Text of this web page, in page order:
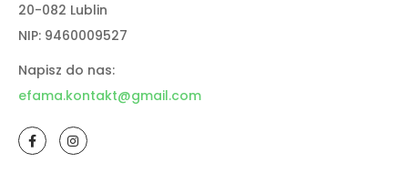
20-082 Lublin
NIP: 9460009527
Napisz do nas:
efama.kontakt@gmail.com